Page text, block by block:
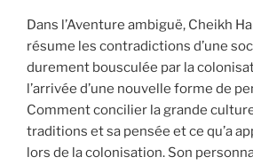
Dans l’Aventure ambiguë, Cheikh
résume les contradictions d’une
durement bousculée par la
l’arrivée d’une nouvelle forme de
Comment concilier la grande
traditions et sa pensée et ce qu’a
lors de la colonisation. Son